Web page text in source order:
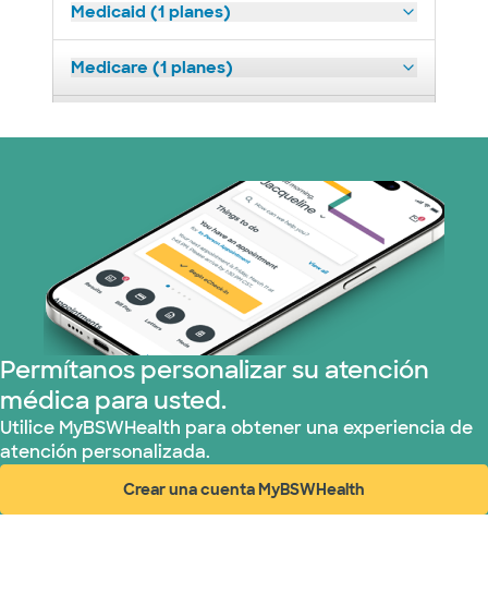
Medicaid (1 planes)
Medicare (1 planes)
Red PHCS (1 planes)
Plan de Salud Superior (17 planes)
TriWest HealthCare (1 planes)
United HealthCare (28 planes)
WellMed (15 planes)
Permítanos personalizar su atención
médica para usted.
Utilice MyBSWHealth para obtener una experiencia de
atención personalizada.
Crear una cuenta MyBSWHealth
(abre en ventana nueva)